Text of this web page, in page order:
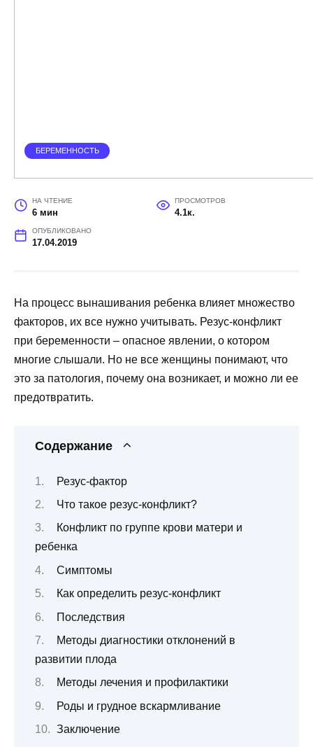
БЕРЕМЕННОСТЬ
НА ЧТЕНИЕ
6 мин
ПРОСМОТРОВ
4.1к.
ОПУБЛИКОВАНО
17.04.2019
На процесс вынашивания ребенка влияет множество
факторов, их все нужно учитывать. Резус-конфликт
при беременности – опасное явлении, о котором
многие слышали. Но не все женщины понимают, что
это за патология, почему она возникает, и можно ли ее
предотвратить.
Содержание
Резус-фактор
Что такое резус-конфликт?
Конфликт по группе крови матери и
ребенка
Симптомы
Как определить резус-конфликт
Последствия
Методы диагностики отклонений в
развитии плода
Методы лечения и профилактики
Роды и грудное вскармливание
Заключение